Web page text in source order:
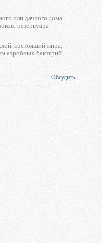
или дачного дома
резервуара-
состоящий жира,
аэробных бактерий.
Обсудить